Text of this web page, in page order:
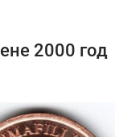
2000 год